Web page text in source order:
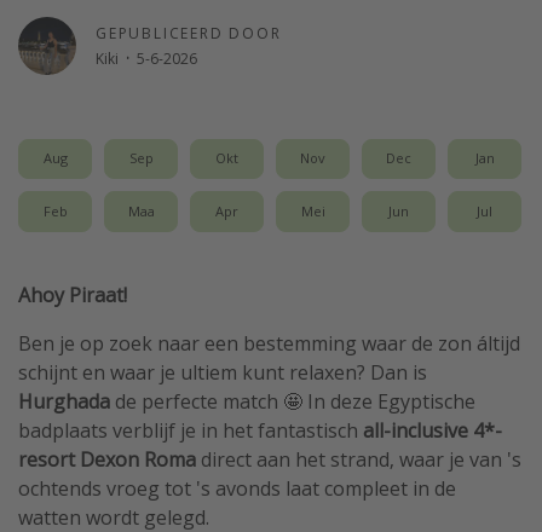
Reisblog
25 beste pretparken
Beste keukens ter wereld
Center Parcs
Strandvakantie in Italië
All inclusive vakantie in Griekenland
GEPUBLICEERD DOOR
Kiki · 5-6-2026
Aug Sep Okt Nov Dec Jan
Feb Maa Apr Mei Jun Jul
Ahoy Piraat!
Ben je op zoek naar een bestemming waar de zon áltijd
schijnt en waar je ultiem kunt relaxen? Dan is
Hurghada de perfecte match 🤩 In deze Egyptische
badplaats verblijf je in het fantastisch all-inclusive 4*-
resort Dexon Roma direct aan het strand, waar je van 's
ochtends vroeg tot 's avonds laat compleet in de
watten wordt gelegd.